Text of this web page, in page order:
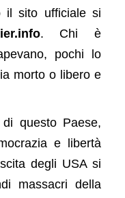
il sito ufficiale si
. Chi è
pochi lo
morto o libero e
questo Paese,
e libertà
degli USA si
massacri della